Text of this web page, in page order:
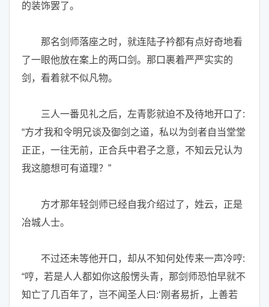
的装饰罢了。
那名剑师落座之时，就连陆子衿都有点好奇地看
了一眼他放在案上的两口剑。那口裹着严严实实的
剑，看着就不似凡物。
三人一番见礼之后，左青影就迫不及待地开口了:
“方才我和令明兄谈及御剑之道，私以为剑者自当堂堂
正正，一往无前，正合兵中君子之意，不知云兄认为
我这臆想可有道理？”
方才那年轻剑师已经自我介绍过了，姓云，正是
冶城人士。
不过还未等他开口，却从不知何处传来一声冷哼:
“哼，若是人人都如你这般愣头青，那剑师恐怕早就不
知亡了几百年了，岂不闻圣人曰:‘刚者易折，上善若